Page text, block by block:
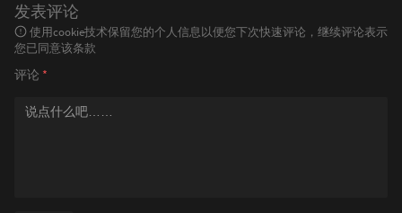
发表评论
使用cookie技术保留您的个人信息以便您下次快速评论，继续评论表示
您已同意该条款
评论 *